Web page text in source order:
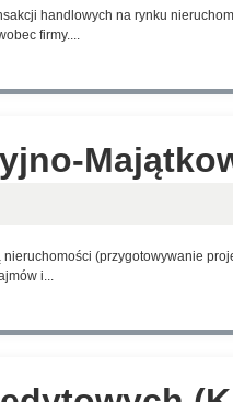
handlowych na rynku
firmy....
(przygotowywanie
i...